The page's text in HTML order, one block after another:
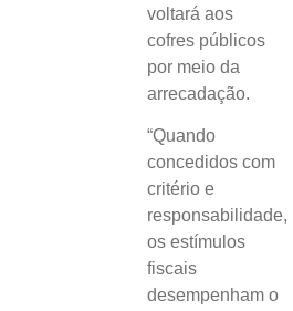
voltará aos
cofres públicos
por meio da
arrecadação.
“Quando
concedidos com
critério e
responsabilidade,
os estímulos
fiscais
desempenham o